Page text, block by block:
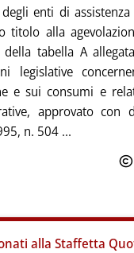
enti di
titolo alla
tabella A
legislative
e sui consumi e
approvato con
n. 504 ...
alla Staffetta